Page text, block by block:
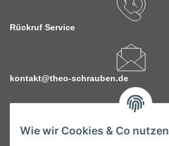
Wie wir Cookies & Co nutzen
Rückruf Service
kontakt@theo-schrauben.de